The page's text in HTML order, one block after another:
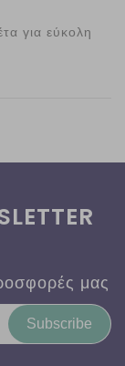
για εύκολη
μας
Subscribe